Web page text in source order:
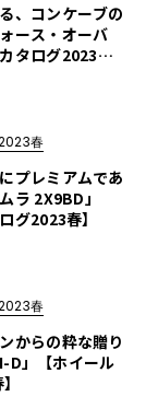
、コンケーブの
ース・オーバ
タログ2023
春
プレミアムであ
ラ 2X9BD」
グ2023春】
春
からの粋な贈り
D」【ホイール